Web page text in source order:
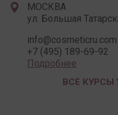
МОСКВА
ул. Большая
info@cosmeticru.com
+7 (495) 189-69-92
Подробнее
ВСЕ КУРСЫ